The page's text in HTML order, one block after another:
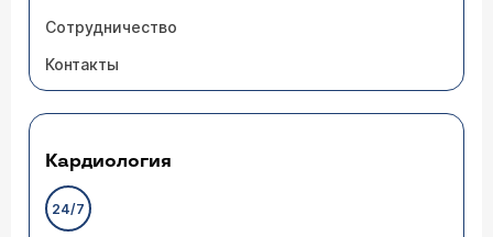
Сотрудничество
Контакты
Кардиология
24/7